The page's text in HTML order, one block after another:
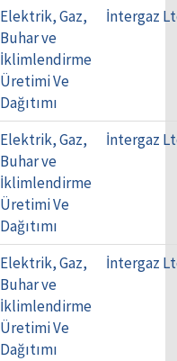
Elektrik, Gaz,
Buhar ve
İklimlendirme
Üretimi Ve
Dağıtımı
İntergaz
Elektrik, Gaz,
Buhar ve
İklimlendirme
Üretimi Ve
Dağıtımı
İntergaz
Elektrik, Gaz,
Buhar ve
İklimlendirme
Üretimi Ve
Dağıtımı
İntergaz